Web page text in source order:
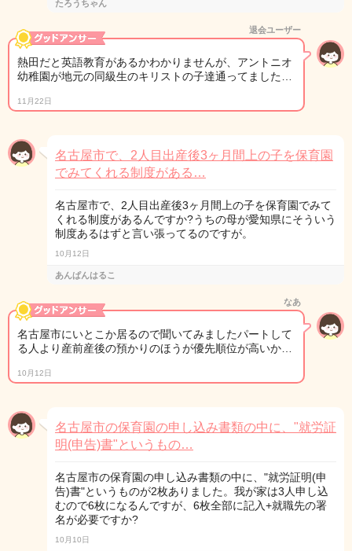
たろうちゃん
退会ユーザー
熱田だと英語教育があるかわかりませんが、アントニオ
幼稚園が地元の同級生のキリストの子達通ってました…
11月22日
名古屋市で、2人目出産後3ヶ月間上の子を保育園
でみてくれる制度がある…
名古屋市で、2人目出産後3ヶ月間上の子を保育園でみて
くれる制度があるんですか?うちの母が愛知県にそういう
制度あるはずと言い張ってるのですが。
10月12日
あんぱんはるこ
なあ
名古屋市にいとこか居るので聞いてみましたパートして
る人より産前産後の預かりのほうが優先順位が高いか…
10月12日
名古屋市の保育園の申し込み書類の中に、"就労証
明(申告)書"というもの…
名古屋市の保育園の申し込み書類の中に、"就労証明(申
告)書"というものが2枚ありました。我が家は3人申し込
むので6枚になるんですが、6枚全部に記入+就職先の署
名が必要ですか?
10月10日